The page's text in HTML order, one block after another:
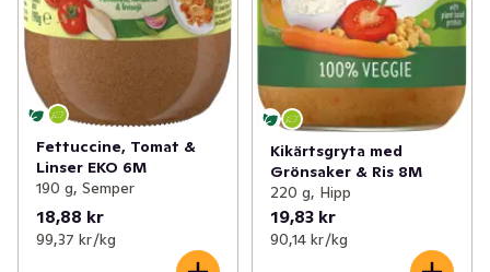
Fettuccine, Tomat &
Linser EKO 6M
190 g, Semper
18,88 kr
99,37 kr /kg
Kikärtsgryta med
Grönsaker & Ris 8M
220 g, Hipp
19,83 kr
90,14 kr /kg